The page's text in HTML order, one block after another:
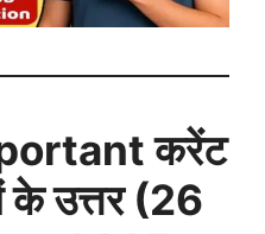
करेंट
के उत्तर (26